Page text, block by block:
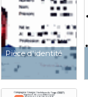
Pièce d'identité